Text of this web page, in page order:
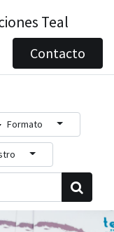
Teal
Contacto
Formato